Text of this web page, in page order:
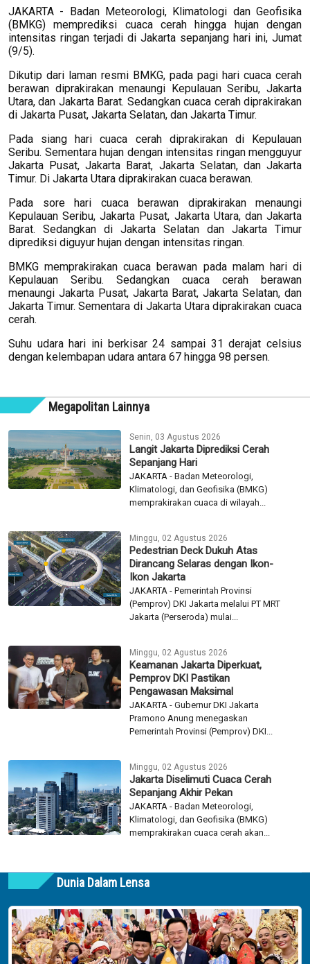
JAKARTA - Badan Meteorologi, Klimatologi dan Geofisika
(BMKG) memprediksi cuaca cerah hingga hujan dengan
intensitas ringan terjadi di Jakarta sepanjang hari ini, Jumat
(9/5).
Dikutip dari laman resmi BMKG, pada pagi hari cuaca cerah
berawan diprakirakan menaungi Kepulauan Seribu, Jakarta
Utara, dan Jakarta Barat. Sedangkan cuaca cerah diprakirakan
di Jakarta Pusat, Jakarta Selatan, dan Jakarta Timur.
Pada siang hari cuaca cerah diprakirakan di Kepulauan
Seribu. Sementara hujan dengan intensitas ringan mengguyur
Jakarta Pusat, Jakarta Barat, Jakarta Selatan, dan Jakarta
Timur. Di Jakarta Utara diprakirakan cuaca berawan.
Pada sore hari cuaca berawan diprakirakan menaungi
Kepulauan Seribu, Jakarta Pusat, Jakarta Utara, dan Jakarta
Barat. Sedangkan di Jakarta Selatan dan Jakarta Timur
diprediksi diguyur hujan dengan intensitas ringan.
BMKG memprakirakan cuaca berawan pada malam hari di
Kepulauan Seribu. Sedangkan cuaca cerah berawan
menaungi Jakarta Pusat, Jakarta Barat, Jakarta Selatan, dan
Jakarta Timur. Sementara di Jakarta Utara diprakirakan cuaca
cerah.
Suhu udara hari ini berkisar 24 sampai 31 derajat celsius
dengan kelembapan udara antara 67 hingga 98 persen.
Megapolitan Lainnya
Senin, 03 Agustus 2026
Langit Jakarta Diprediksi Cerah
Sepanjang Hari
JAKARTA - Badan Meteorologi,
Klimatologi, dan Geofisika (BMKG)
memprakirakan cuaca di wilayah...
Minggu, 02 Agustus 2026
Pedestrian Deck Dukuh Atas
Dirancang Selaras dengan Ikon-
Ikon Jakarta
JAKARTA - Pemerintah Provinsi
(Pemprov) DKI Jakarta melalui PT MRT
Jakarta (Perseroda) mulai...
Minggu, 02 Agustus 2026
Keamanan Jakarta Diperkuat,
Pemprov DKI Pastikan
Pengawasan Maksimal
JAKARTA - Gubernur DKI Jakarta
Pramono Anung menegaskan
Pemerintah Provinsi (Pemprov) DKI...
Minggu, 02 Agustus 2026
Jakarta Diselimuti Cuaca Cerah
Sepanjang Akhir Pekan
JAKARTA - Badan Meteorologi,
Klimatologi, dan Geofisika (BMKG)
memprakirakan cuaca cerah akan...
Dunia Dalam Lensa